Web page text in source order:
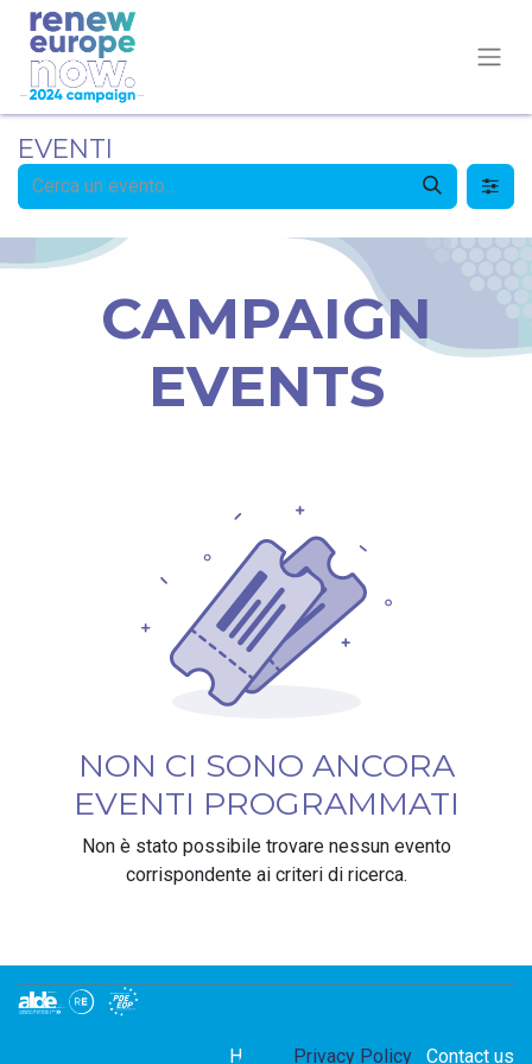
EVENTI
CAMPAIGN
EVENTS
NON CI SONO ANCORA
EVENTI PROGRAMMATI
Non è stato possibile trovare nessun evento
corrispondente ai criteri di ricerca.
Home Privacy Policy Contact us